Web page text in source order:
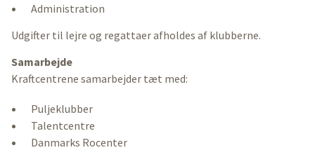
Administration
Udgifter til lejre og regattaer afholdes af klubberne.
Samarbejde
Kraftcentrene samarbejder tæt med:
Puljeklubber
Talentcentre
Danmarks Rocenter